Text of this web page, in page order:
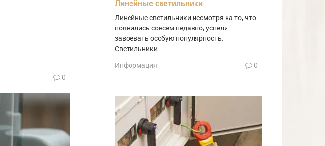
0
Линейные светильники
Линейные светильники несмотря на то, что
появились совсем недавно, успели
завоевать особую популярность.
Светильники
Информация 0